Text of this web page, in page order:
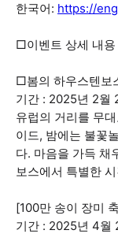
한국어: https://
□이벤트 상세 내용
□봄의 하우스텐보
기간 : 2025년 2월
유럽의 거리를 무
이드, 밤에는 불꽃
다. 마음을 가득 채
보스에서 특별한
[100만 송이 장미
기간 : 2025년 4월